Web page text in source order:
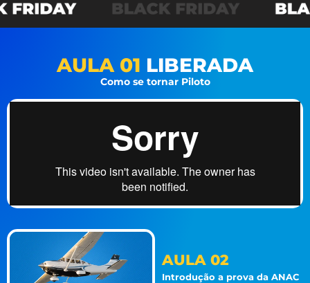
AULA 01 LIBERADA
Como se tornar Piloto
AULA 02
Introdução a prova da ANAC